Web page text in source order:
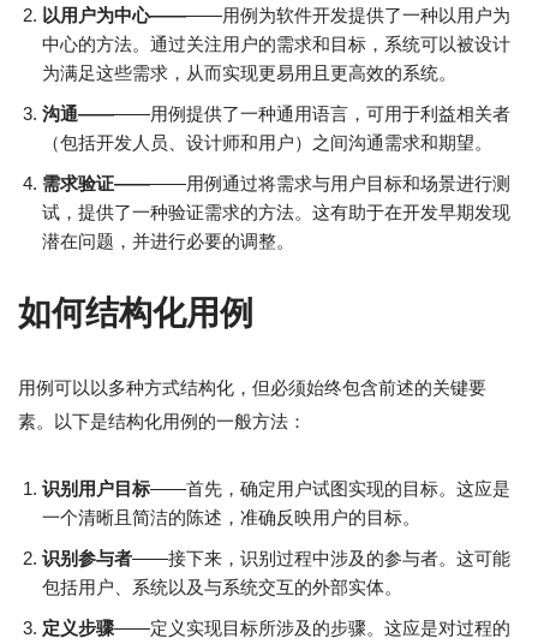
以用户为中心————用例为软件开发提供了一种以用户为
中心的方法。通过关注用户的需求和目标，系统可以被设计
为满足这些需求，从而实现更易用且更高效的系统。
沟通————用例提供了一种通用语言，可用于利益相关者
（包括开发人员、设计师和用户）之间沟通需求和期望。
需求验证————用例通过将需求与用户目标和场景进行测
试，提供了一种验证需求的方法。这有助于在开发早期发现
潜在问题，并进行必要的调整。
如何结构化用例
用例可以以多种方式结构化，但必须始终包含前述的关键要
素。以下是结构化用例的一般方法：
识别用户目标——首先，确定用户试图实现的目标。这应是
一个清晰且简洁的陈述，准确反映用户的目标。
识别参与者——接下来，识别过程中涉及的参与者。这可能
包括用户、系统以及与系统交互的外部实体。
定义步骤——定义实现目标所涉及的步骤。这应是对过程的